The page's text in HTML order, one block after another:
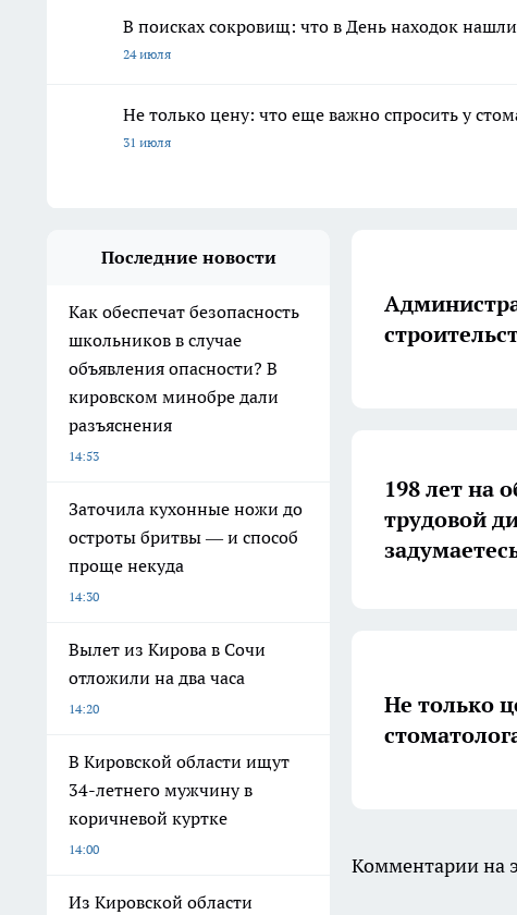
В поисках сокровищ: что в День находок
24 июля
Не только цену: что еще важно спросить у
31 июля
Последние новости
Как обеспечат безопасность
школьников в случае
объявления опасности? В
кировском минобре дали
разъяснения
14:53
Заточила кухонные ножи до
остроты бритвы — и способ
проще некуда
14:30
Вылет из Кирова в Сочи
отложили на два часа
14:20
В Кировской области ищут
34-летнего мужчину в
коричневой куртке
14:00
Из Кировской области
198 лет на
трудовой
Не только
Комментарии на